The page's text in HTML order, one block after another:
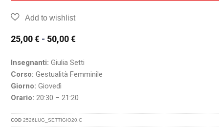
25,00€ - 50,00€
Insegnanti: Giulia Setti
Corso: Gestualità Femminile
Giorno: Giovedì
Orario: 20:30 – 21:20
COD2526LUG_SETTIGIO20.C